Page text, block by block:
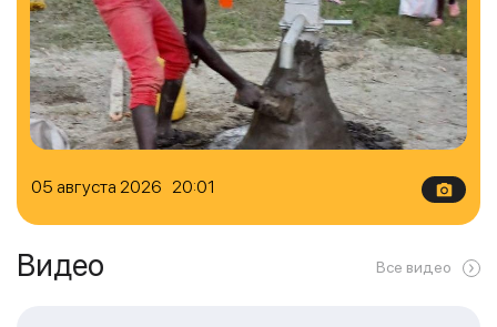
05 августа 2026 20:01
Видео Все видео